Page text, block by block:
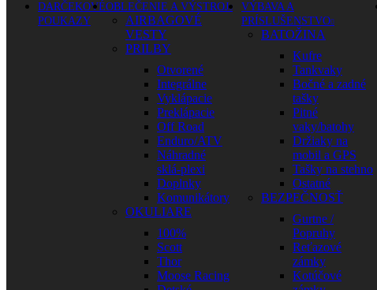
DARČEKOVÉ
POUKAZY
OBLEČENIE A VÝSTROJ
AIRBAGOVÉ
VESTY
PRILBY
Otvorené
Integrálne
Vyklápacie
Preklápacie
Off Road
Enduro/ATV
Náhradné
sklá-plexi
Doplnky
Komunikátory
OKULIARE
100%
Scott
Thor
Moose Racing
VÝBAVA A
PRÍSLUŠENSTVO
BATOŽINA
Kufre
Tankvaky
Bočné a zadné
tašky
Pitné
vaky/batohy
Držiaky na
mobil a GPS
Tašky na stehno
Ostatné
BEZPEČNOSŤ
Gurtne /
Popruhy
Reťazové
zámky
Kotúčové